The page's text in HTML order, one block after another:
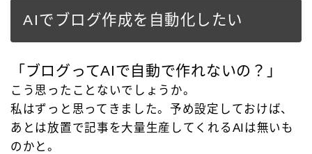
AIでブログ作成を自動化したい
「ブログってAIで自動で作れないの？」
こう思ったことないでしょうか。
私はずっと思ってきました。予め設定しておけば、
あとは放置で記事を大量生産してくれるAIは無いも
のかと。